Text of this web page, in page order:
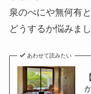
泉のべにや無何有
どうするか悩みまし
あわせて読みたい